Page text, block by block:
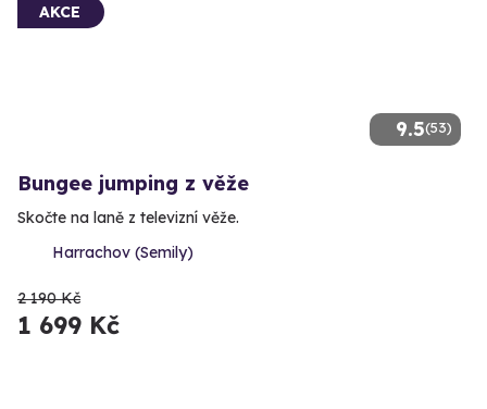
9.5(53)
AKCE
Bungee jumping z věže
Skočte na laně z televizní věže.
Harrachov (Semily)
2 190 Kč
1 699 Kč